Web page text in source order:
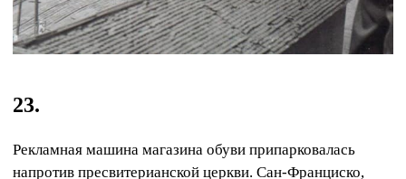
23.
Рекламная машина магазина обуви припарковалась
напротив пресвитерианской церкви. Сан-Франциско,